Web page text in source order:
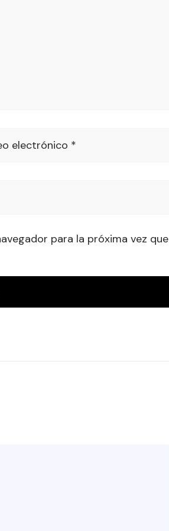
electrónico *
para la próxima vez que